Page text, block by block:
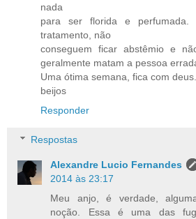
nada
para ser florida e
tratamento, não
conseguem ficar abstêmio e
geralmente matam a pessoa
Uma ótima semana, fica com deus.
beijos
Responder
Respostas
Alexandre Lucio Fernandes
2014 às 23:17
Meu anjo, é verdade,
noção. Essa é uma das